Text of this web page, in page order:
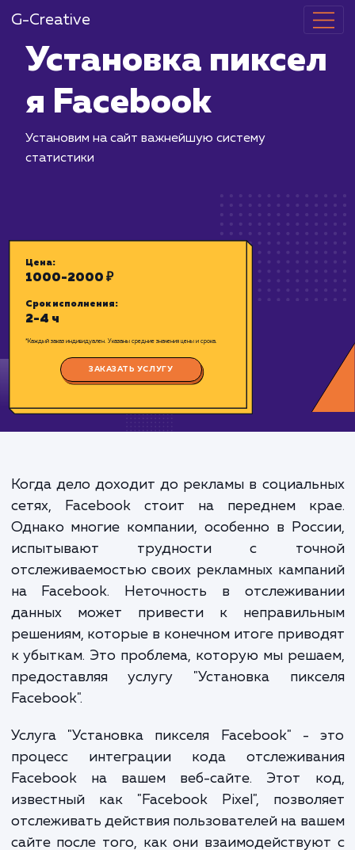
G-Creative
Установка
я Facebook
Цена:
1000-2000 ₽
ЗАКАЗАТЬ УСЛУГУ
Когда дело доходит до рекламы в
сетях, Facebook стоит на переднем
Однако многие компании, особенно в
испытывают трудности с
отслеживаемостью своих рекламных
на Facebook. Неточность в
данных может привести к
решениям, которые в конечном итоге
к убыткам. Это проблема, которую мы
предоставляя услугу "Установка
Facebook".
Услуга "Установка пикселя Facebook" -
процесс интеграции кода